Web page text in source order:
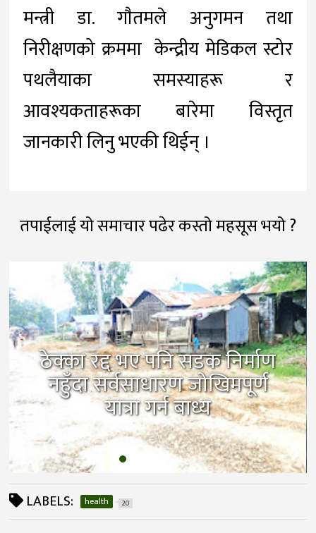
मन्त्री डा. गाैतमले अनुगमन तथा
निरीक्षणको क्रममा केन्द्रीय मेडिकल स्टोर
पथलैयाका समस्याहरू र
आवश्यकताहरूका बारेमा विस्तृत
जानकारी लिनु भएकी थिईन् ।
तपाईलाई यो समाचार पढेर कस्तो महसूस भयो ?
ठेक्का रद्द भए पनि सडक निर्माण
नहुँदा सर्वसाधारण जोखिमपूर्ण
यात्रा गर्न बाध्य
LABELS: health 20